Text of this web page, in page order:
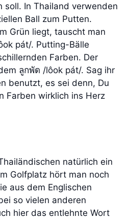
soll. In Thailand verwenden
Ball zum Putten.
Grün liegt, tauscht man
pát/. Putting-Bälle
Farben. Der
ลูกพัด /lôok pát/. Sag ihr
benutzt, es sei denn, Du
Farben wirklich ins Herz
natürlich ein
Golfplatz hört man noch
aus dem Englischen
so vielen anderen
hier das entlehnte Wort